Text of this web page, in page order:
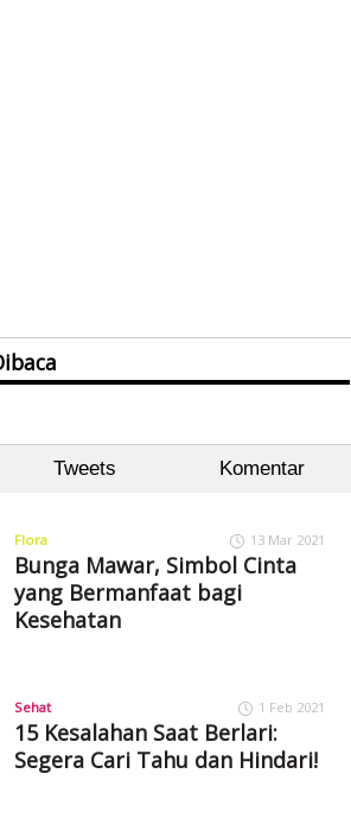
Tweets Komentar
Flora 13 Mar 2021
Bunga Mawar, Simbol Cinta
yang Bermanfaat bagi
Kesehatan
Sehat 1 Feb 2021
15 Kesalahan Saat Berlari:
Segera Cari Tahu dan Hindari!